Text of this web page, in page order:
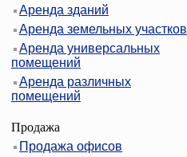
Аренда зданий
Аренда земельных участков
Аренда универсальных
помещений
Аренда различных
помещений
Продажа
Продажа офисов